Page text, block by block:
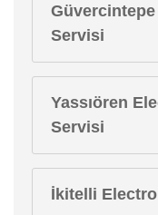
Servisi
Yassıören
Servisi
İkitelli